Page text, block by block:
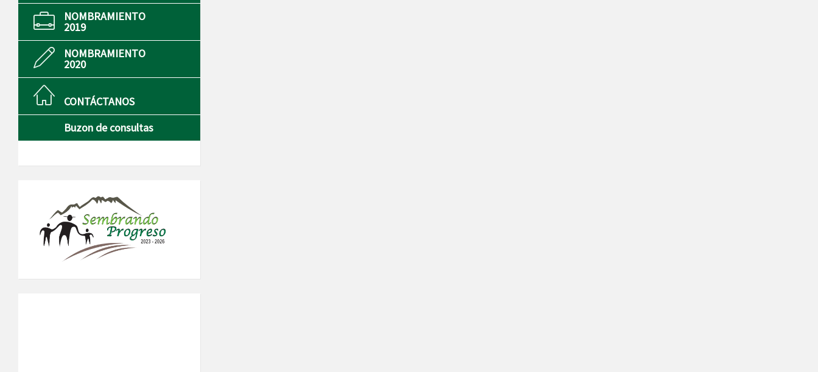
NOMBRAMIENTO
2019
NOMBRAMIENTO
2020
CONTÁCTANOS
Buzon de consultas